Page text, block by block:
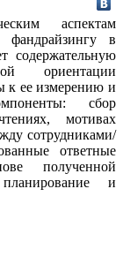
аспектам
фандрайзингу в
содержательную
ориентации
к ее измерению и
сбор
мотивах
сотрудниками/
ответные
полученной
и